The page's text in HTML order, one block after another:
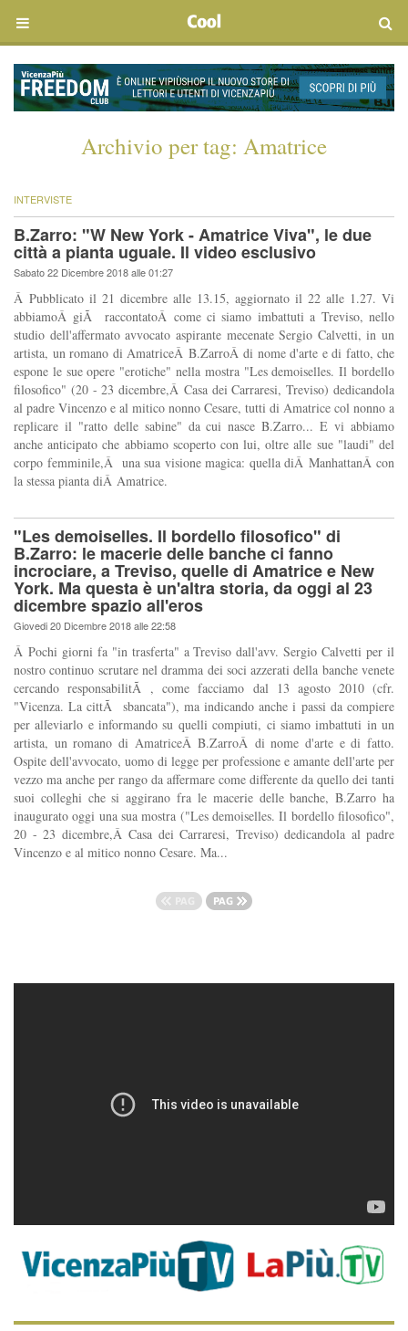
Archivio per tag: Amatrice
INTERVISTE
B.Zarro: "W New York - Amatrice Viva", le due
città a pianta uguale. Il video esclusivo
Sabato 22 Dicembre 2018 alle 01:27
Â Pubblicato il 21 dicembre alle 13.15, aggiornato il 22 alle 1.27. Vi
abbiamoÂ giÃ raccontatoÂ come ci siamo imbattuti a Treviso, nello
studio dell'affermato avvocato aspirante mecenate Sergio Calvetti, in un
artista, un romano di AmatriceÂ B.ZarroÂ di nome d'arte e di fatto, che
espone le sue opere "erotiche" nella mostra "Les demoiselles. Il bordello
filosofico" (20 - 23 dicembre,Â Casa dei Carraresi, Treviso) dedicandola
al padre Vincenzo e al mitico nonno Cesare, tutti di Amatrice col nonno a
replicare il "ratto delle sabine" da cui nasce B.Zarro... E vi abbiamo
anche anticipato che abbiamo scoperto con lui, oltre alle sue "laudi" del
corpo femminile,Â una sua visione magica: quella diÂ ManhattanÂ con
la stessa pianta diÂ Amatrice.
"Les demoiselles. Il bordello filosofico" di
B.Zarro: le macerie delle banche ci fanno
incrociare, a Treviso, quelle di Amatrice e New
York. Ma questa è un'altra storia, da oggi al 23
dicembre spazio all'eros
Giovedi 20 Dicembre 2018 alle 22:58
Â Pochi giorni fa "in trasferta" a Treviso dall'avv. Sergio Calvetti per il
nostro continuo scrutare nel dramma dei soci azzerati della banche venete
cercando responsabilitÃ , come facciamo dal 13 agosto 2010 (cfr.
"Vicenza. La cittÃ sbancata"), ma indicando anche i passi da compiere
per alleviarlo e informando su quelli compiuti, ci siamo imbattuti in un
artista, un romano di AmatriceÂ B.ZarroÂ di nome d'arte e di fatto.
Ospite dell'avvocato, uomo di legge per professione e amante dell'arte per
vezzo ma anche per rango da affermare come differente da quello dei tanti
suoi colleghi che si aggirano fra le macerie delle banche, B.Zarro ha
inaugurato oggi una sua mostra ("Les demoiselles. Il bordello filosofico",
20 - 23 dicembre,Â Casa dei Carraresi, Treviso) dedicandola al padre
Vincenzo e al mitico nonno Cesare. Ma...